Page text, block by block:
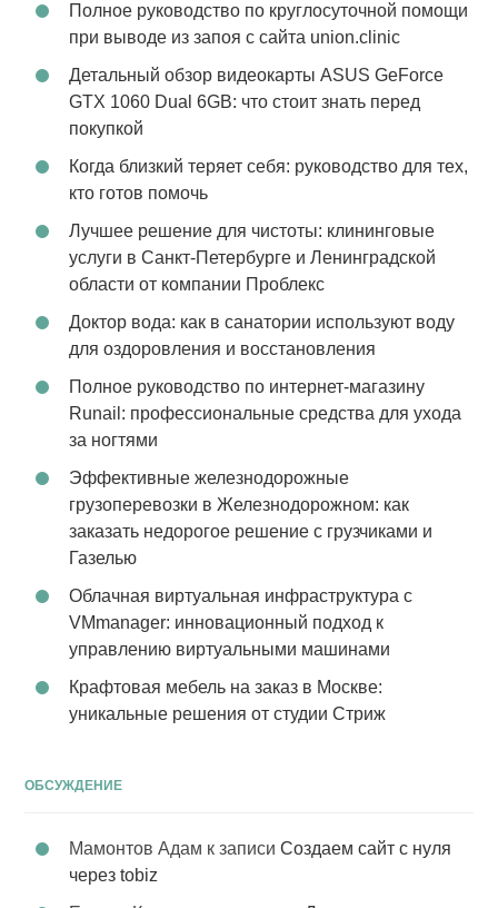
Полное руководство по круглосуточной помощи
при выводе из запоя с сайта union.clinic
Детальный обзор видеокарты ASUS GeForce
GTX 1060 Dual 6GB: что стоит знать перед
покупкой
Когда близкий теряет себя: руководство для тех,
кто готов помочь
Лучшее решение для чистоты: клининговые
услуги в Санкт-Петербурге и Ленинградской
области от компании Проблекс
Доктор вода: как в санатории используют воду
для оздоровления и восстановления
Полное руководство по интернет-магазину
Runail: профессиональные средства для ухода
за ногтями
Эффективные железнодорожные
грузоперевозки в Железнодорожном: как
заказать недорогое решение с грузчиками и
Газелью
Облачная виртуальная инфраструктура с
VMmanager: инновационный подход к
управлению виртуальными машинами
Крафтовая мебель на заказ в Москве:
уникальные решения от студии Стриж
ОБСУЖДЕНИЕ
Мамонтов Адам к записиСоздаем сайт с нуля
через tobiz